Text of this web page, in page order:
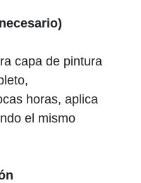
capa de pintura
horas, aplica
el mismo